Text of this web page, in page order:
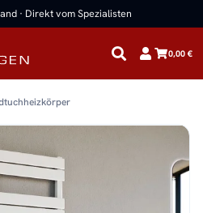
· Direkt vom Spezialisten
0,00 €